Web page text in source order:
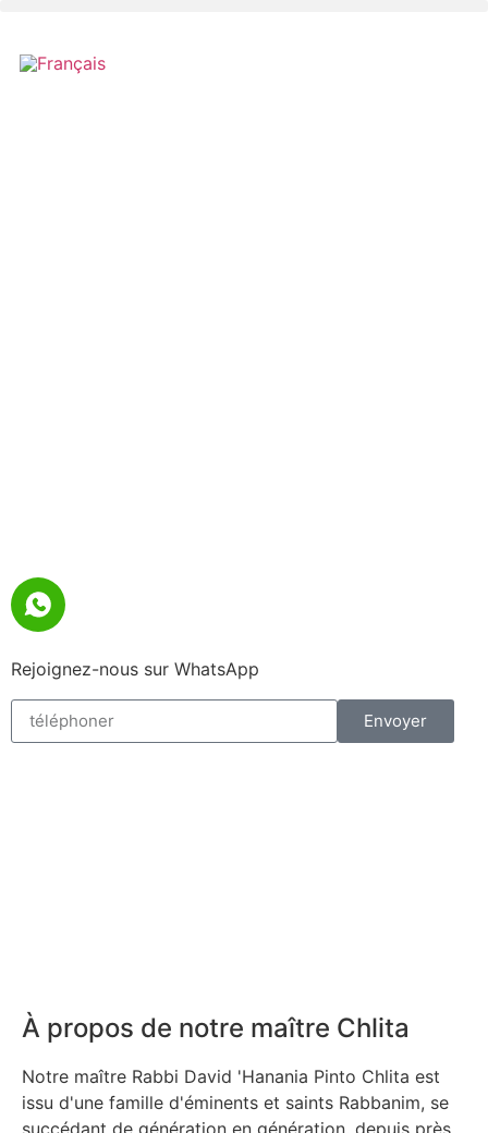
Rejoignez-nous sur WhatsApp
Envoyer
À propos de notre maître Chlita
Notre maître Rabbi David 'Hanania Pinto Chlita est
issu d'une famille d'éminents et saints Rabbanim, se
succédant de génération en génération, depuis près